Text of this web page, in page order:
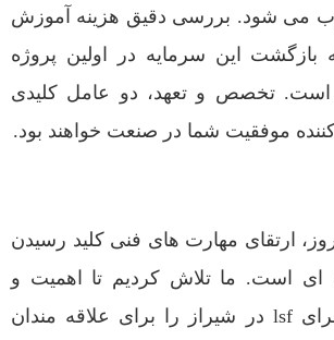
می شود. بررسی دقیق هزینه آموزش
این سرمایه در اولین پروژه
است. تخصص و تعهد، دو عامل کلیدی
موفقیت شما در صنعت خواهند بود.
ارتقای مهارت های فنی کلید رسیدن
ای است. ما تلاش کردیم تا اهمیت و
جایگاه آموزش اجرای lsf در شیراز را برای علاقه مندان